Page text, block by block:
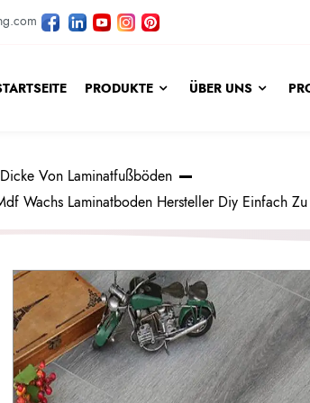
PRODUKTE ÜBER UNS
Dicke Von Laminatfußböden
Wachs Laminatboden Hersteller Diy Einfach